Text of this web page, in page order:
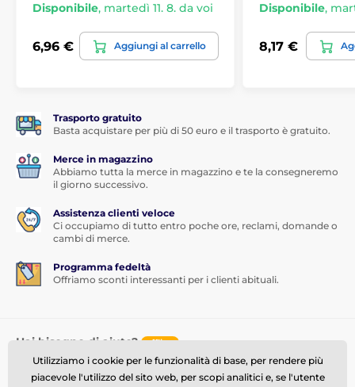
Disponibile, martedì 11. 8. da voi
6,96 € Aggiungi al carrello
Disponibile,
8,17 €
Trasporto gratuito
Basta acquistare per più di 50 euro e il trasporto è gratuito.
Merce in magazzino
Abbiamo tutta la merce in magazzino e te la consegneremo
il giorno successivo.
Assistenza clienti veloce
Ci occupiamo di tutto entro poche ore, reclami, domande o
cambi di merce.
Programma fedeltà
Offriamo sconti interessanti per i clienti abituali.
Hai bisogno di aiuto? offline
Il servizio clienti è disponibile
Utilizziamo i cookie per le funzionalità di base, per rendere più
piacevole l'utilizzo del sito web, per scopi analitici e, se l'utente